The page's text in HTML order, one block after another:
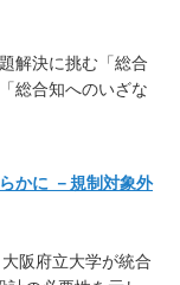
解決に挑む「総合
総合知へのいざな
かに －規制対象外
阪府立大学が統合